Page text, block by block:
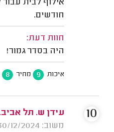
חודשים.
חוות דעת:
היה בסדר גמור!
איכות 9 מחיר 8
עידן ש. תל אביב.
משוב: 30/12/2024
10